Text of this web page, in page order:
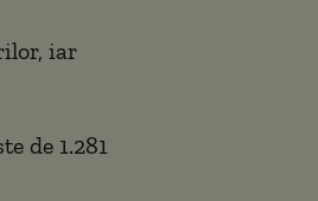
iar
de 1.281